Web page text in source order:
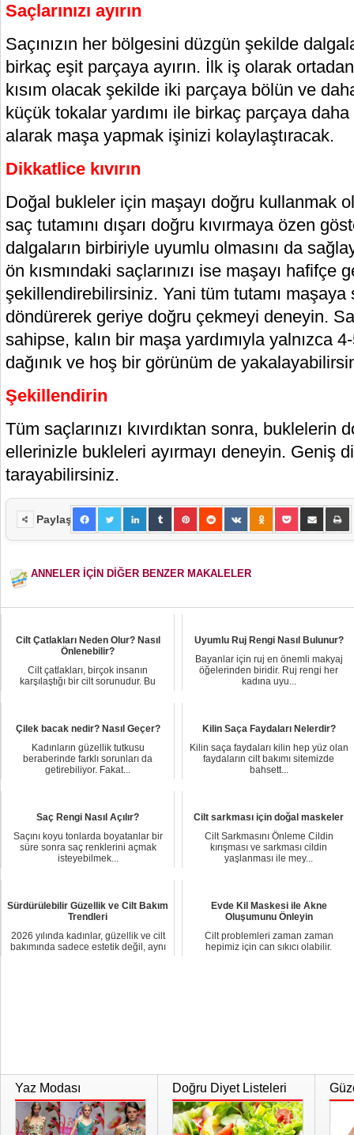
Saçlarınızı ayırın
Saçınızın her bölgesini düzgün şekilde
birkaç eşit parçaya ayırın. İlk iş olarak
kısım olacak şekilde iki parçaya bölün ve
küçük tokalar yardımı ile birkaç parçaya
alarak maşa yapmak işinizi kolaylaştıracak.
Dikkatlice kıvırın
Doğal bukleler için maşayı doğru kullanmak
saç tutamını dışarı doğru kıvırmaya özen
dalgaların birbiriyle uyumlu olmasını da
ön kısmındaki saçlarınızı ise maşayı hafifçe
şekillendirebilirsiniz. Yani tüm tutamı
döndürerek geriye doğru çekmeyi deneyin.
sahipse, kalın bir maşa yardımıyla yalnızca
dağınık ve hoş bir görünüm de
Şekillendirin
Tüm saçlarınızı kıvırdıktan sonra, buklelerin
ellerinizle bukleleri ayırmayı deneyin. Geniş
tarayabilirsiniz.
Paylaş
ANNELER İÇİN DİĞER BENZER MAKALELER
Cilt Çatlakları Neden Olur? Nasıl
Önlenebilir?
Cilt çatlakları, birçok insanın
karşılaştığı bir cilt sorunudur. Bu
Uyumlu Ruj Rengi Nasıl Bulunur?
Bayanlar için ruj en önemli makyaj
öğelerinden biridir. Ruj rengi her
kadına uyu...
Çilek bacak nedir? Nasıl Geçer?
Kadınların güzellik tutkusu
beraberinde farklı sorunları da
getirebiliyor. Fakat...
Kilin Saça Faydaları Nelerdir?
Kilin saça faydaları kilin hep yüz olan
faydaların cilt bakımı sitemizde
bahsett...
Saç Rengi Nasıl Açılır?
Saçını koyu tonlarda boyatanlar bir
süre sonra saç renklerini açmak
isteyebilmek...
Cilt sarkması için doğal maskeler
Cilt Sarkmasını Önleme Cildin
kırışması ve sarkması cildin
yaşlanması ile mey...
Sürdürülebilir Güzellik ve Cilt Bakım
Trendleri
2026 yılında kadınlar, güzellik ve cilt
bakımında sadece estetik değil, aynı
Evde Kil Maskesi ile Akne
Oluşumunu Önleyin
Cilt problemleri zaman zaman
hepimiz için can sıkıcı olabilir.
Yaz Modası Doğru Diyet Listeleri